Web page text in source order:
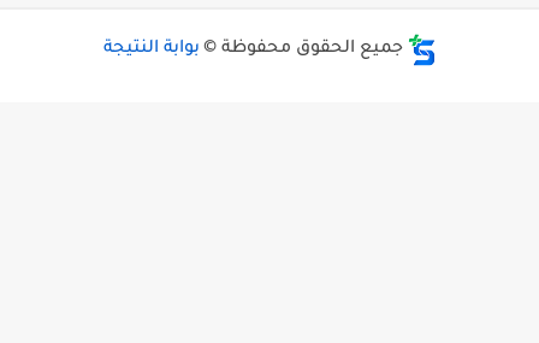
جميع الحقوق محفوظة © بوابة النتيجة